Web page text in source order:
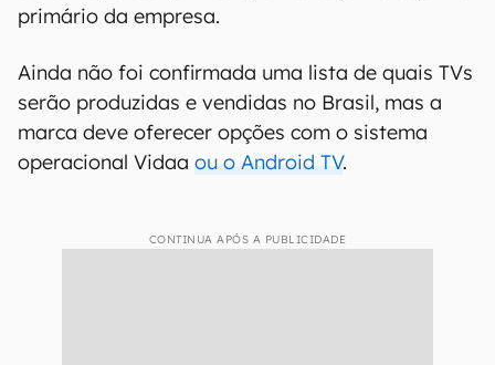
primário da empresa.
Ainda não foi confirmada uma lista de quais TVs
serão produzidas e vendidas no Brasil, mas a
marca deve oferecer opções com o sistema
operacional Vidaa ou o Android TV.
CONTINUA APÓS A PUBLICIDADE